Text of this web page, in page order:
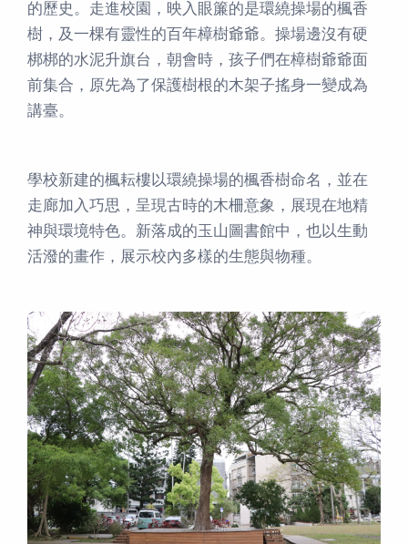
的歷史。走進校園，映入眼簾的是環繞操場的楓香
樹，及一棵有靈性的百年樟樹爺爺。操場邊沒有硬
梆梆的水泥升旗台，朝會時，孩子們在樟樹爺爺面
前集合，原先為了保護樹根的木架子搖身一變成為
講臺。
學校新建的楓耘樓以環繞操場的楓香樹命名，並在
走廊加入巧思，呈現古時的木柵意象，展現在地精
神與環境特色。新落成的玉山圖書館中，也以生動
活潑的畫作，展示校內多樣的生態與物種。